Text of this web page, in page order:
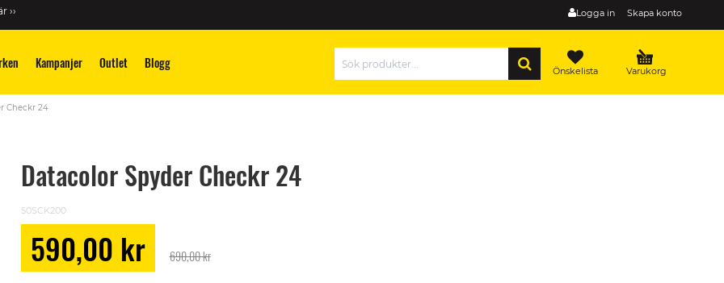
Logga in Skapa konto
››
Kampanjer Outlet Blogg Varukorg
Önskelista
Checkr 24
Datacolor Spyder Checkr 24
50SCK200
Special
Price
590,00 kr 690,00 kr